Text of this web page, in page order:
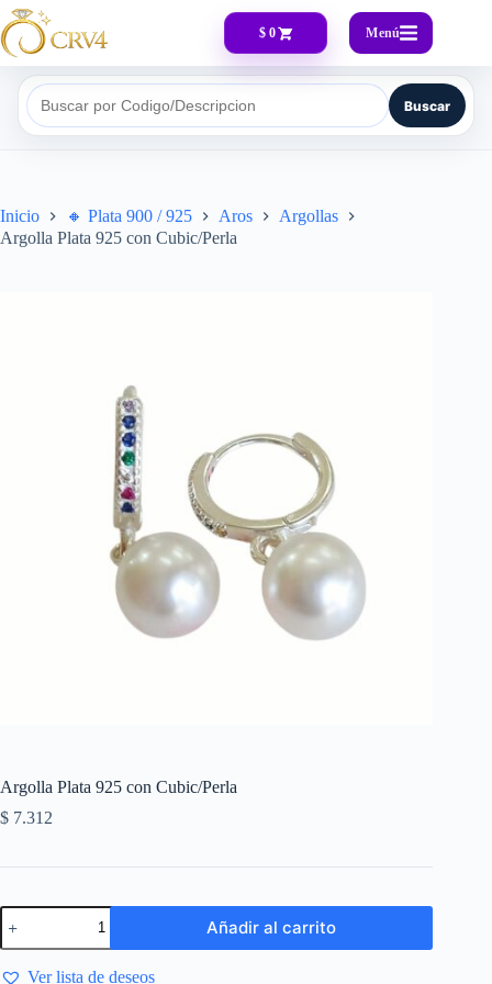
$ 0 Menú
Buscar por Codigo/Descripcion Buscar
Inicio 🔸​ Plata 900 / 925 Aros
Argollas
Argolla Plata 925 con Cubic/Perla
Argolla Plata 925 con Cubic/Perla
$ 7.312
Añadir al carrito
Ver lista de deseos